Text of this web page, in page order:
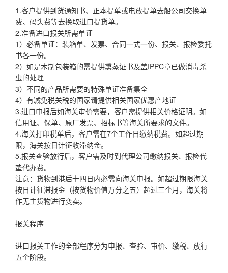
1.客户提供到货通知书、正本提单或电放提单去船公司交换单
费、码头费等去换取进口提货单。
2.准备进口报关所需单证
1）必备单证：装箱单、发票、合同一式一份、报关、报检委托
书各一份。
2）如是木制包装箱的需提供熏蒸证书及盖IPPC章已做消毒杀
虫的处理
3）不同的产品所需要的特殊单证准备集全
4）有减免税关税的国家请提供相关国家优惠产地证
3.进口申报后如海关审价需要，客户需提供相关价格证明。如
信用证、保单、原厂发票、招标书等海关所要求的文件。
4.海关打印税单后，客户需在7个工作日缴纳税费。如超过期
限，海关按日计征收滞纳金。
5.报关查验放行后，客户需及时到代理公司缴纳报关、报检代
垫代办费。
注意：货物到港后十四日内必需向海关申报。如超过期限海关
按日计征滞报金（按货物价值万分之五）超过三个月，海关将
作无主货物进行变卖。
报关程序
进口报关工作的全部程序分为申报、查验、审价、缴税、放行
五个阶段。